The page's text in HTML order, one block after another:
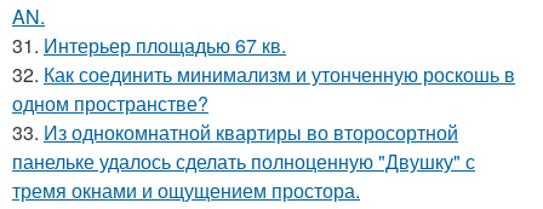
AN.
31. Интерьер площадью 67 кв.
32. Как соединить минимализм и утонченную роскошь в
одном пространстве?
33. Из однокомнатной квартиры во второсортной
панельке удалось сделать полноценную "Двушку" с
тремя окнами и ощущением простора.